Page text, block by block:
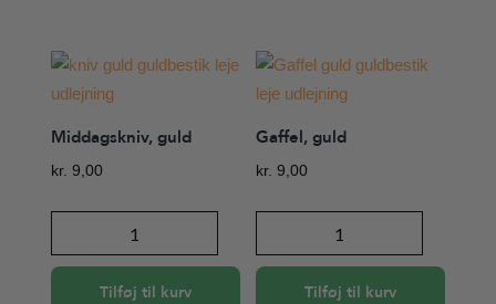
Middagskniv, guld
kr. 9,00
guld
Tilføj til kurv
Gaffel, guld
kr. 9,00
guld
Tilføj til kurv